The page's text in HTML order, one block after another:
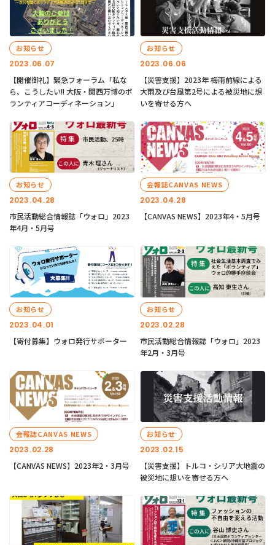
2023.06.07
お知らせ
【開催御礼】緊急フォーラム「私な
ら、こうしたい!! 大阪・関西万博のボ
ランティアコーディネーション」
2023.06.06
お知らせ
【災害支援】2023年 梅雨前線による
大雨及び台風第2号による被災地に想
いを寄せる方へ
2023.04.28
お知らせ
市民活動総合情報誌「ウォロ」2023
年4月・5月号
2023.04.28
会報誌CANVAS NEWS
【CANVAS NEWS】2023年4・5月号
2023.04.01
お知らせ
【寄付募集】ウォロ発行サポーター
2023.02.28
お知らせ
市民活動総合情報誌「ウォロ」2023
年2月・3月号
2023.02.28
会報誌CANVAS NEWS
【CANVAS NEWS】2023年2・3月号
2023.02.15
お知らせ
【災害支援】トルコ・シリア大地震の
被災地に想いを寄せる方へ